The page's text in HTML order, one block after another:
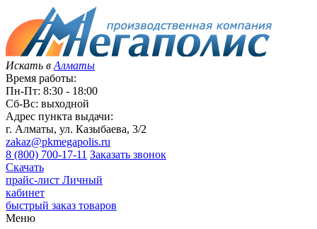
Искать в Алматы
Время работы:
Пн-Пт: 8:30 - 18:00
Сб-Вс: выходной
Адрес пункта выдачи:
г. Алматы, ул. Казыбаева, 3/2
zakaz@pkmegapolis.ru
8 (800) 700-17-11 Заказать звонок
Скачать
прайс-лист Личный
кабинет
быстрый заказ товаров
Меню